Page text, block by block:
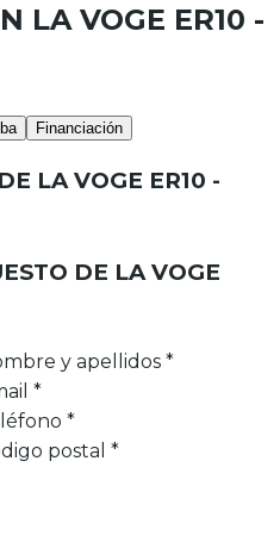
LA VOGE ER10 -
Financiación
LAVOGE ER10 -
DE LAVOGE
y apellidos *
*
*
postal *